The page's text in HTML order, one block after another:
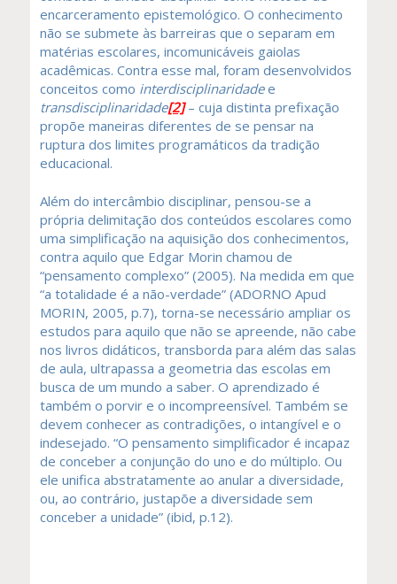
encarceramento epistemológico. O conhecimento
não se submete às barreiras que o separam em
matérias escolares, incomunicáveis gaiolas
acadêmicas. Contra esse mal, foram desenvolvidos
conceitos como interdisciplinaridadee
transdisciplinaridade[2]– cuja distinta prefixação
propõe maneiras diferentes de se pensar na
ruptura dos limites programáticos da tradição
educacional.
Além do intercâmbio disciplinar, pensou-se a
própria delimitação dos conteúdos escolares como
uma simplificação na aquisição dos conhecimentos,
contra aquilo que Edgar Morin chamou de
“pensamento complexo” (2005). Na medida em que
“a totalidade é a não-verdade” (ADORNO Apud
MORIN, 2005, p.7), torna-se necessário ampliar os
estudos para aquilo que não se apreende, não cabe
nos livros didáticos, transborda para além das salas
de aula, ultrapassa a geometria das escolas em
busca de um mundo a saber. O aprendizado é
também o porvir e o incompreensível. Também se
devem conhecer as contradições, o intangível e o
indesejado. “O pensamento simplificador é incapaz
de conceber a conjunção do uno e do múltiplo. Ou
ele unifica abstratamente ao anular a diversidade,
ou, ao contrário, justapõe a diversidade sem
conceber a unidade” (ibid, p.12).